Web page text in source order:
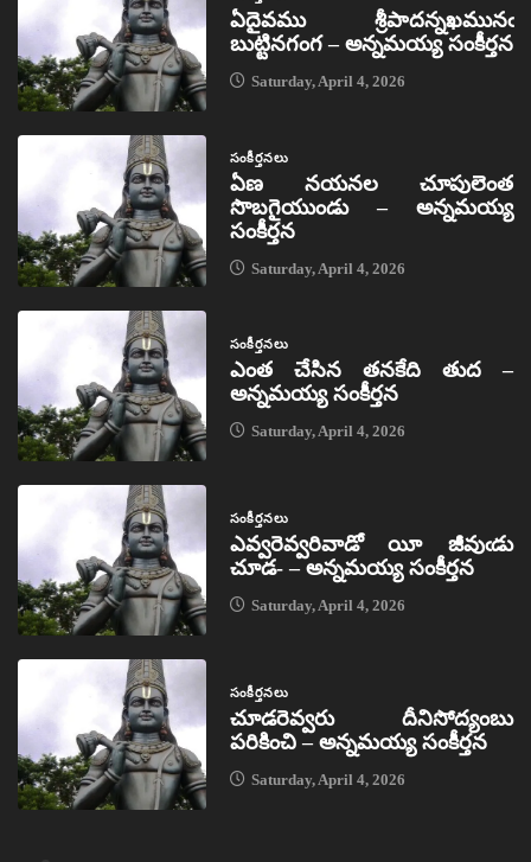
ఏదైవము శ్రీపాదన్నఖమునఁ
బుట్టినగంగ – అన్నమయ్య సంకీర్తన
Saturday, April 4, 2026
సంకీర్తనలు
ఏణ నయనల చూపులెంత
సొబగైయుండు – అన్నమయ్య
సంకీర్తన
Saturday, April 4, 2026
సంకీర్తనలు
ఎంత చేసిన తనకేది తుద –
అన్నమయ్య సంకీర్తన
Saturday, April 4, 2026
సంకీర్తనలు
ఎవ్వరెవ్వరివాడో యీ జీవుఁడు
చూడ- – అన్నమయ్య సంకీర్తన
Saturday, April 4, 2026
సంకీర్తనలు
చూడరెవ్వరు దీనిసోద్యంబు
పరికించి – అన్నమయ్య సంకీర్తన
Saturday, April 4, 2026